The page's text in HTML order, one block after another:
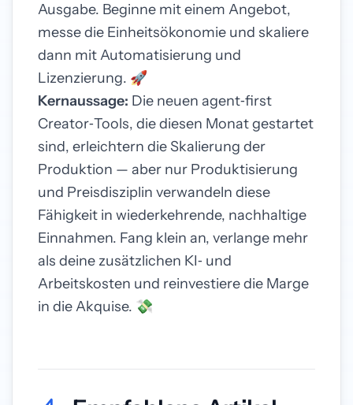
Ausgabe. Beginne mit einem Angebot,
messe die Einheitsökonomie und skaliere
dann mit Automatisierung und
Lizenzierung. 🚀
Kernaussage: Die neuen agent‑first
Creator‑Tools, die diesen Monat gestartet
sind, erleichtern die Skalierung der
Produktion — aber nur Produktisierung
und Preisdisziplin verwandeln diese
Fähigkeit in wiederkehrende, nachhaltige
Einnahmen. Fang klein an, verlange mehr
als deine zusätzlichen KI‑ und
Arbeitskosten und reinvestiere die Marge
in die Akquise. 💸